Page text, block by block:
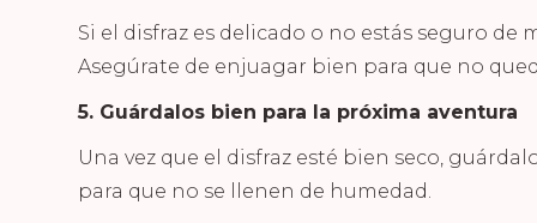
Si el disfraz es delicado o no estás seguro
Asegúrate de enjuagar bien para que no
5. Guárdalos bien para la próxima aventura
Una vez que el disfraz esté bien seco,
para que no se llenen de humedad.